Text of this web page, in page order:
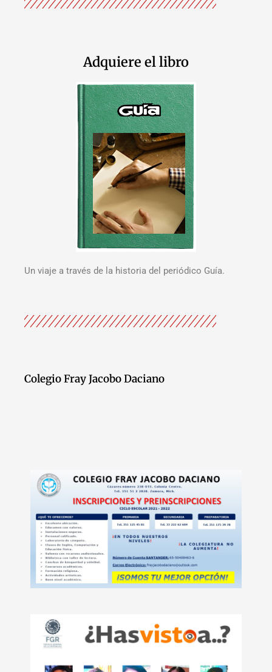
Adquiere el libro
Un viaje a través de la historia del periódico Guía.
Colegio Fray Jacobo Daciano